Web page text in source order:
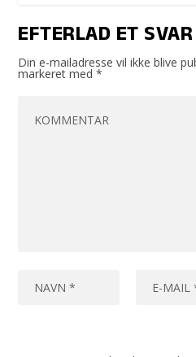
EFTERLAD ET SVAR
Din e-mailadresse vil ikke blive
markeret med*